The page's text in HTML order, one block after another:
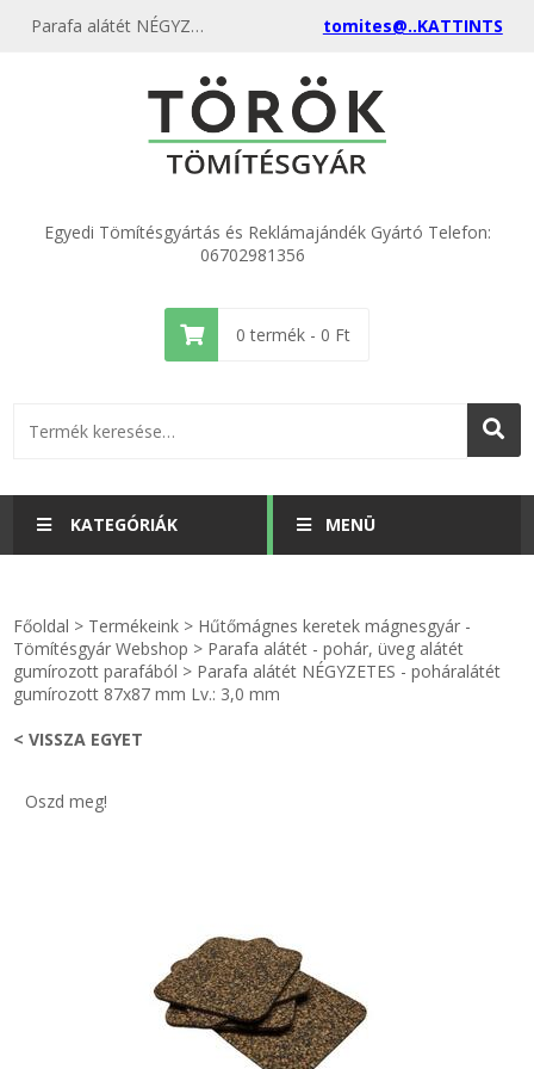
Parafa alátét NÉGYZETES - poháralátét gumírozott parafa 87x87 mm tomites@..KATTINTS
Egyedi Tömítésgyártás és Reklámajándék Gyártó Telefon:
06702981356
0 termék - 0 Ft
KATEGÓRIÁK
KULCSTARTÓ - KULCSKARIKA
HŰTŐMÁGNES KERET - FÓLIA
TÖMÍTŐ TÁBLA - SZIGETELŐ LEMEZ
GUMILEMEZ - FILC - HÓTOLÓ
MENÜ
videók
Kapcsolat
ÁSZF
Főoldal > Termékeink > Hűtőmágnes keretek mágnesgyár -
Tömítésgyár Webshop > Parafa alátét - pohár, üveg alátét
gumírozott parafából > Parafa alátét NÉGYZETES - poháralátét
gumírozott 87x87 mm Lv.: 3,0 mm
< VISSZA EGYET
Oszd meg!